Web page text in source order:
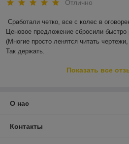
Отлично
Сработали четко, все с колес в
Ценовое предложение сбросили быстро
(Многие просто ленятся читать
Так держать.
Показать все
О нас
Контакты